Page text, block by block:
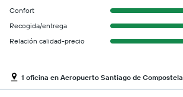
Confort
Recogida/entrega
Relación calidad-precio
1 oficina en Aeropuerto Santiago de Compostela